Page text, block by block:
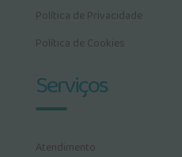
Política de Privacidade
Política de Cookies
Serviços
Atendimento